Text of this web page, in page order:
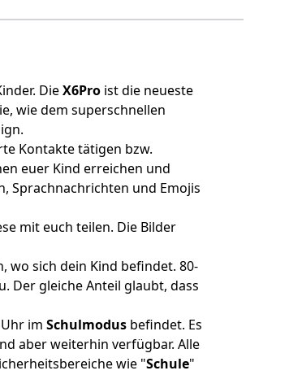
DieX6Pro ist die neueste
wie dem superschnellen
Kontakte tätigen bzw.
euer Kind erreichen und
Sprachnachrichten und Emojis
mit euch teilen. Die Bilder
wo sich dein Kind befindet. 80-
Der gleiche Anteil glaubt, dass
im Schulmodus befindet. Es
aber weiterhin verfügbar. Alle
wie "Schule"